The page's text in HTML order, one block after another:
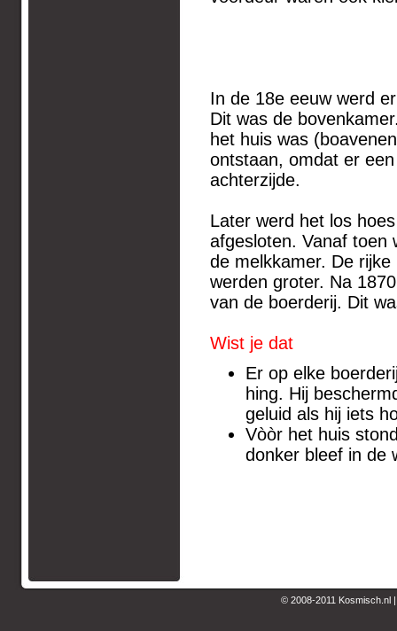
In de 18e eeuw werd
Dit was de
het huis was
ontstaan, omdat er
achterzijde.
Later werd het los
afgesloten. Vanaf toen
de melkkamer. De
werden groter. Na
van de boerderij. Dit
Wist je dat
Er op elke
hing. Hij
geluid als hij iets
Vòòr het huis
donker bleef in de
© 2008-2011 Kosmisch.nl